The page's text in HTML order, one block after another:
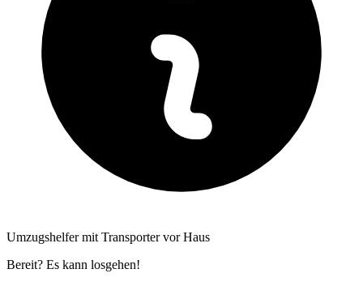
Umzugshelfer mit Transporter vor Haus
Bereit? Es kann losgehen!